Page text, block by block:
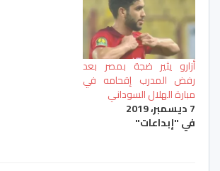
أزارو يثير ضجة بمصر بعد
رفض المدرب إقحامه في
مبارة الهلال السوداني
7 ديسمبر، 2019
في "إبداعات"